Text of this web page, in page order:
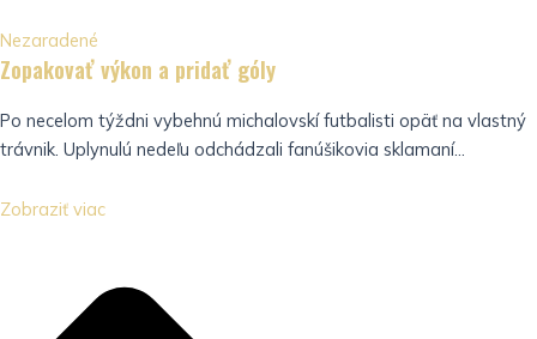
Nezaradené
Zopakovať výkon a pridať góly
Po necelom týždni vybehnú michalovskí futbalisti opäť na vlastný
trávnik. Uplynulú nedeľu odchádzali fanúšikovia sklamaní...
Zobraziť viac